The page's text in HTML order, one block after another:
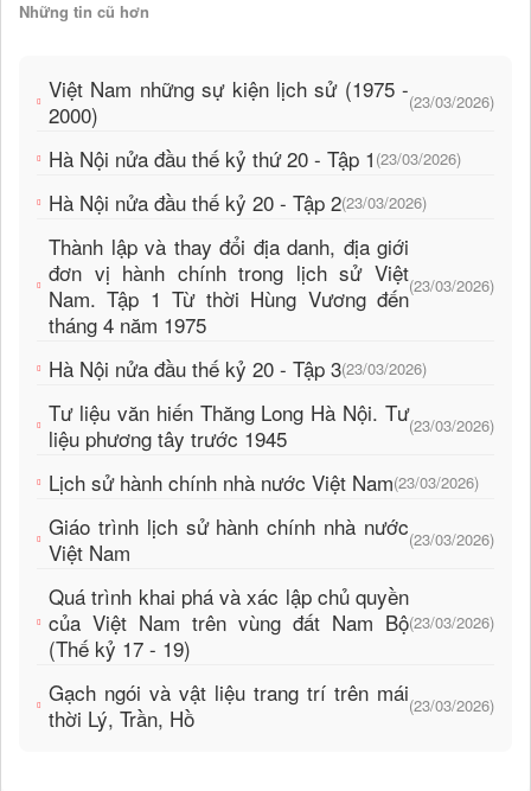
Những tin cũ hơn
Việt Nam những sự kiện lịch sử (1975 -
2000)
(23/03/2026)
Hà Nội nửa đầu thế kỷ thứ 20 - Tập 1 (23/03/2026)
Hà Nội nửa đầu thế kỷ 20 - Tập 2(23/03/2026)
Thành lập và thay đổi địa danh, địa giới
đơn vị hành chính trong lịch sử Việt
Nam. Tập 1 Từ thời Hùng Vương đến
tháng 4 năm 1975
(23/03/2026)
Hà Nội nửa đầu thế kỷ 20 - Tập 3(23/03/2026)
Tư liệu văn hiến Thăng Long Hà Nội. Tư
liệu phương tây trước 1945
(23/03/2026)
Lịch sử hành chính nhà nước Việt Nam(23/03/2026)
Giáo trình lịch sử hành chính nhà nước
Việt Nam
(23/03/2026)
Quá trình khai phá và xác lập chủ quyền
của Việt Nam trên vùng đất Nam Bộ
(Thế kỷ 17 - 19)
(23/03/2026)
Gạch ngói và vật liệu trang trí trên mái
thời Lý, Trần, Hồ
(23/03/2026)